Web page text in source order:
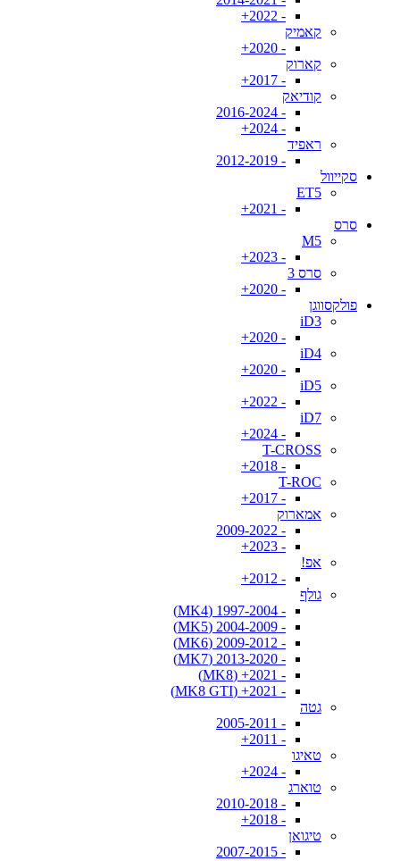
- 2022+
קאמיק
- 2020+
קארוק
- 2017+
קודיאק
- 2016-2024
- 2024+
ראפיד
- 2012-2019
סקייוול
ET5
- 2021+
סרס
M5
- 2023+
סרס 3
- 2020+
פולקסווגן
iD3
- 2020+
iD4
- 2020+
iD5
- 2022+
iD7
- 2024+
T-CROSS
- 2018+
T-ROC
- 2017+
אמארוק
- 2009-2022
- 2023+
אפ!
- 2012+
גולף
- 1997-2004 (MK4)
- 2004-2009 (MK5)
- 2009-2012 (MK6)
- 2013-2020 (MK7)
- 2021+ (MK8)
- 2021+ (MK8 GTI)
גטה
- 2005-2011
- 2011+
טאיגו
- 2024+
טוארג
- 2010-2018
- 2018+
טיגואן
- 2007-2015